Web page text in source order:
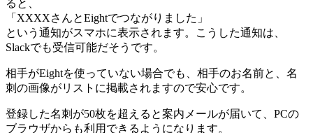
ると、
「XXXXさんとEightでつながりました」
という通知がスマホに表示されます。こうした通知は、
Slackでも受信可能だそうです。
相手がEightを使っていない場合でも、相手のお名前と、名
刺の画像がリストに掲載されますので安心です。
登録した名刺が50枚を超えると案内メールが届いて、PCの
ブラウザからも利用できるようになります。